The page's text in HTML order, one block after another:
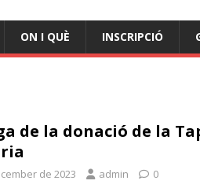
ON I QUÈ INSCRIPCIÓ
de la donació de la
de 2023 admin 0